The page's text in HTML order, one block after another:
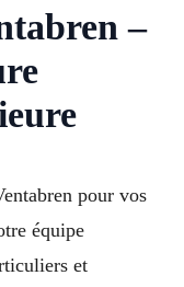
–
pour vos
équipe
et